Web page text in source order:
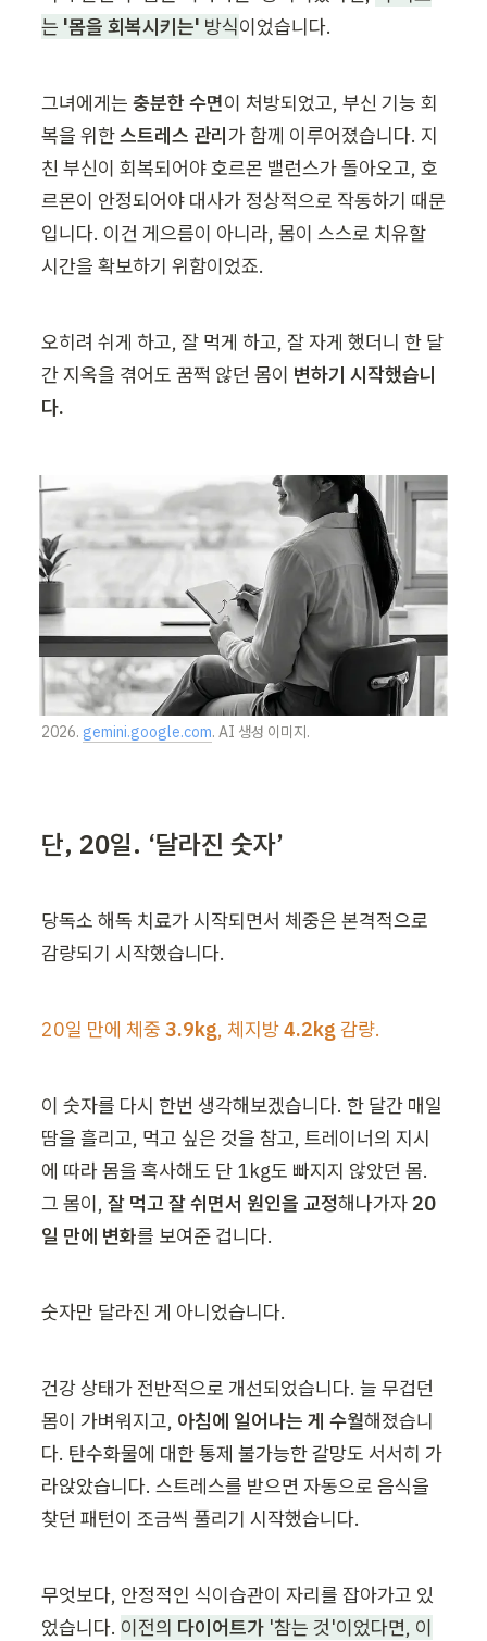
는 '몸을 회복시키는' 방식이었습니다.
그녀에게는 충분한 수면이 처방되었고, 부신 기능 회
복을 위한 스트레스 관리가 함께 이루어졌습니다. 지
친 부신이 회복되어야 호르몬 밸런스가 돌아오고, 호
르몬이 안정되어야 대사가 정상적으로 작동하기 때문
입니다. 이건 게으름이 아니라, 몸이 스스로 치유할
시간을 확보하기 위함이었죠.
오히려 쉬게 하고, 잘 먹게 하고, 잘 자게 했더니 한 달
간 지옥을 겪어도 꿈쩍 않던 몸이 변하기 시작했습니
다.
2026. gemini.google.com. AI 생성 이미지.
단, 20일. ‘달라진 숫자’
당독소 해독 치료가 시작되면서 체중은 본격적으로
감량되기 시작했습니다.
20일 만에 체중 3.9kg, 체지방 4.2kg 감량.
이 숫자를 다시 한번 생각해보겠습니다. 한 달간 매일
땀을 흘리고, 먹고 싶은 것을 참고, 트레이너의 지시
에 따라 몸을 혹사해도 단 1kg도 빠지지 않았던 몸.
그 몸이, 잘 먹고 잘 쉬면서 원인을 교정해나가자 20
일 만에 변화를 보여준 겁니다.
숫자만 달라진 게 아니었습니다.
건강 상태가 전반적으로 개선되었습니다. 늘 무겁던
몸이 가벼워지고, 아침에 일어나는 게 수월해졌습니
다. 탄수화물에 대한 통제 불가능한 갈망도 서서히 가
라앉았습니다. 스트레스를 받으면 자동으로 음식을
찾던 패턴이 조금씩 풀리기 시작했습니다.
무엇보다, 안정적인 식이습관이 자리를 잡아가고 있
었습니다. 이전의 다이어트가 '참는 것'이었다면, 이